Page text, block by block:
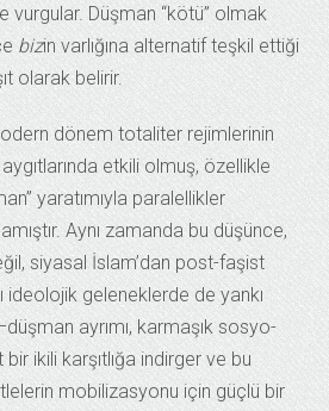
vurgular. Düşman “kötü” olmak
bizin varlığına alternatif teşkil ettiği
olarak belirir.
dönem totaliter rejimlerinin
etkili olmuş, özellikle
yaratımıyla paralellikler
Aynı zamanda bu düşünce,
siyasal İslam’dan post-faşist
ideolojik geleneklerde de yankı
ayrımı, karmaşık sosyo-
ikili karşıtlığa indirger ve bu
mobilizasyonu için güçlü bir